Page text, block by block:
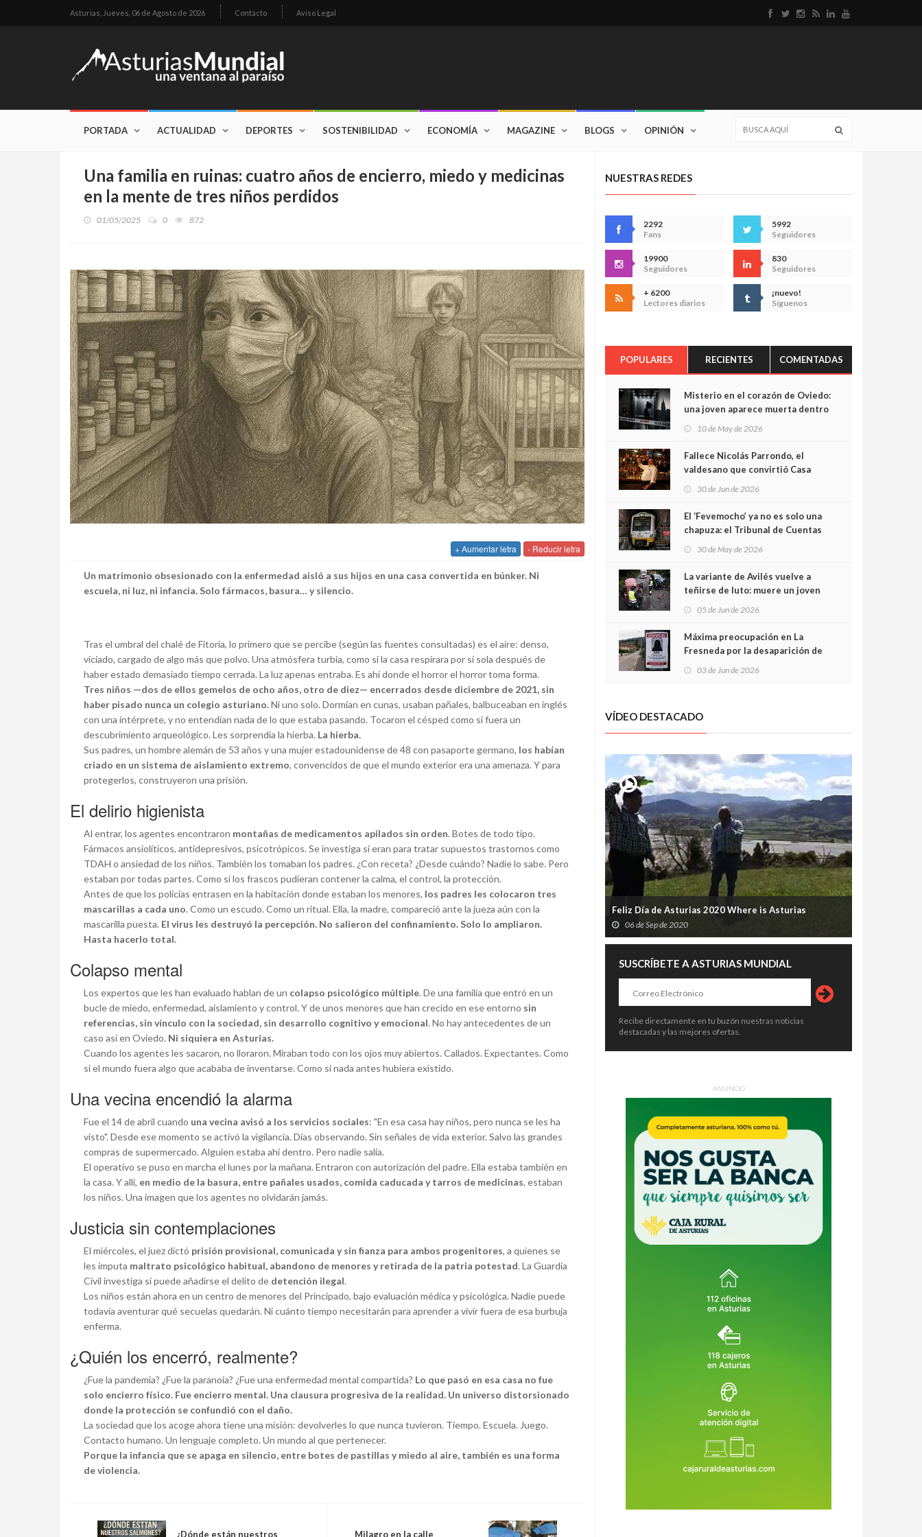
Asturias, Jueves, 06 de Agosto de 2026 Contacto Aviso Legal
PORTADA ACTUALIDAD DEPORTES SOSTENIBILIDAD ECONOMÍA MAGAZINE BLOGS OPINIÓN
Una familia en ruinas: cuatro años de encierro, miedo y medicinas
en la mente de tres niños perdidos
01/05/2025 0 872
+ Aumentar letra - Reducir letra
Un matrimonio obsesionado con la enfermedad aisló a sus hijos en una casa convertida en búnker. Ni
escuela, ni luz, ni infancia. Solo fármacos, basura… y silencio.
Tras el umbral del chalé de Fitoria, lo primero que se percibe (según las fuentes consultadas) es el aire: denso,
viciado, cargado de algo más que polvo. Una atmósfera turbia, como si la casa respirara por sí sola después de
haber estado demasiado tiempo cerrada. La luz apenas entraba. Es ahí donde el horror el horror toma forma.
Tres niños —dos de ellos gemelos de ocho años, otro de diez— encerrados desde diciembre de 2021, sin
haber pisado nunca un colegio asturiano.Ni uno solo. Dormían en cunas, usaban pañales, balbuceaban en inglés
con una intérprete, y no entendían nada de lo que estaba pasando. Tocaron el césped como si fuera un
descubrimiento arqueológico. Les sorprendía la hierba. La hierba.
Sus padres, un hombre alemán de 53 años y una mujer estadounidense de 48 con pasaporte germano, los habían
criado en un sistema de aislamiento extremo, convencidos de que el mundo exterior era una amenaza. Y para
protegerlos, construyeron una prisión.
El delirio higienista
Al entrar, los agentes encontraron montañas de medicamentos apilados sin orden. Botes de todo tipo.
Fármacos ansiolíticos, antidepresivos, psicotrópicos. Se investiga si eran para tratar supuestos trastornos como
TDAH o ansiedad de los niños. También los tomaban los padres. ¿Con receta? ¿Desde cuándo? Nadie lo sabe. Pero
estaban por todas partes. Como si los frascos pudieran contener la calma, el control, la protección.
Antes de que los policías entrasen en la habitación donde estaban los menores, los padres les colocaron tres
mascarillas a cada uno. Como un escudo. Como un ritual. Ella, la madre, compareció ante la jueza aún con la
mascarilla puesta. El virus les destruyó la percepción. No salieron del confinamiento. Solo lo ampliaron.
Hasta hacerlo total.
Colapso mental
Los expertos que les han evaluado hablan de un colapso psicológico múltiple. De una familia que entró en un
bucle de miedo, enfermedad, aislamiento y control. Y de unos menores que han crecido en ese entorno sin
referencias, sin vínculo con la sociedad, sin desarrollo cognitivo y emocional. No hay antecedentes de un
caso así en Oviedo. Ni siquiera en Asturias.
Cuando los agentes les sacaron, no lloraron. Miraban todo con los ojos muy abiertos. Callados. Expectantes. Como
si el mundo fuera algo que acababa de inventarse. Como si nada antes hubiera existido.
Una vecina encendió la alarma
Fue el 14 de abril cuando una vecina avisó a los servicios sociales: "En esa casa hay niños, pero nunca se les ha
visto". Desde ese momento se activó la vigilancia. Días observando. Sin señales de vida exterior. Salvo las grandes
compras de supermercado. Alguien estaba ahí dentro. Pero nadie salía.
El operativo se puso en marcha el lunes por la mañana. Entraron con autorización del padre. Ella estaba también en
la casa. Y allí, en medio de la basura, entre pañales usados, comida caducada y tarros de medicinas, estaban
los niños. Una imagen que los agentes no olvidarán jamás.
Justicia sin contemplaciones
El miércoles, el juez dictó prisión provisional, comunicada y sin fianza para ambos progenitores, a quienes se
les imputa maltrato psicológico habitual, abandono de menores y retirada de la patria potestad. La Guardia
Civil investiga si puede añadirse el delito de detención ilegal.
Los niños están ahora en un centro de menores del Principado, bajo evaluación médica y psicológica. Nadie puede
todavía aventurar qué secuelas quedarán. Ni cuánto tiempo necesitarán para aprender a vivir fuera de esa burbuja
enferma.
¿Quién los encerró, realmente?
¿Fue la pandemia? ¿Fue la paranoia? ¿Fue una enfermedad mental compartida? Lo que pasó en esa casa no fue
solo encierro físico. Fue encierro mental. Una clausura progresiva de la realidad. Un universo distorsionado
donde la protección se confundió con el daño.
La sociedad que los acoge ahora tiene una misión: devolverles lo que nunca tuvieron. Tiempo. Escuela. Juego.
Contacto humano. Un lenguaje completo. Un mundo al que pertenecer.
Porque la infancia que se apaga en silencio, entre botes de pastillas y miedo al aire, también es una forma
de violencia.
¿Dónde están nuestros
Milagro en la calle
NUESTRAS REDES
2292
Fans
5992
Seguidores
19900
Seguidores
830
Seguidores
+ 6200
Lectores diarios
¡nuevo!
Síguenos
POPULARES RECIENTES COMENTADAS
Misterio en el corazón de Oviedo:
una joven aparece muerta dentro
cámaras captan sus últimos
minutos
10 de May de 2026
Fallece Nicolás Parrondo, el
valdesano que convirtió Casa
30 de Jun de 2026
El ‘Fevemocho’ ya no es solo una
chapuza: el Tribunal de Cuentas
sobrecoste de los trenes que no
cabían por los túneles
30 de May de 2026
La variante de Avilés vuelve a
teñirse de luto: muere un joven
05 de Jun de 2026
Máxima preocupación en La
Fresneda por la desaparición de
03 de Jun de 2026
VÍDEO DESTACADO
Feliz Día de Asturias 2020 Where is Asturias
06 de Sep de 2020
SUSCRÍBETE A ASTURIAS MUNDIAL
Recibe directamente en tu buzón nuestras noticias
destacadas y las mejores ofertas.
ANUNCIO